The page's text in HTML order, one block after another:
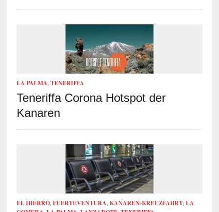
LA PALMA, TENERIFFA
Teneriffa Corona Hotspot der
Kanaren
EL HIERRO, FUERTEVENTURA, KANAREN-KREUZFAHRT, LA